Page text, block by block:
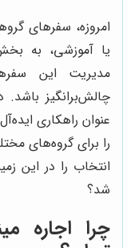
امروزه، سفرهای
یا آموزشی، به
مدیریت این
چالش‌برانگیز
عنوان راهکاری
را برای گروه‌های
انتخاب را در این
شد؟
چرا اجاره